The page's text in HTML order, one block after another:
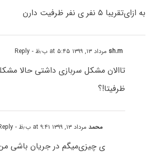
به ازای‌تقریبا ۵ نفر ی نفر ظرفیت دارن
sh.m مرداد ۱۳, ۱۳۹۹ at ۵:۴۵ ب٫ظ - Reply
تاالان مشکل سربازی داشتی حالا
ظرفیتا!؟
محمدمرداد ۱۳, ۱۳۹۹ at ۹:۴۱ ب٫ظ - Reply
ی چیزی‌میگم در جریان باشی